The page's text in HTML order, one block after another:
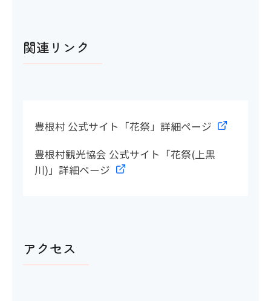
関連リンク
豊根村 公式サイト「花祭」詳細ページ
豊根村観光協会 公式サイト「花祭(上黒
川)」詳細ページ
アクセス